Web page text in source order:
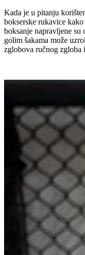
Kada je u pitanju
bokserske rukavice
boksanje napravljene su
golim šakama može
zglobova ručnog zgloba